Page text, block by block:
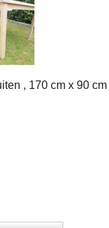
, 170 cm x 90 cm